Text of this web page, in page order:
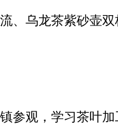
、乌龙茶紫砂壶
参观，学习茶叶